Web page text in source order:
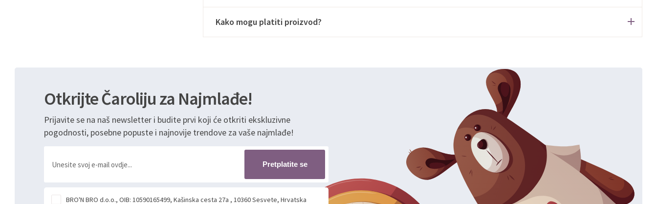
Kako mogu platiti proizvod?
Otkrijte Čaroliju za Najmlađe!
Prijavite se na naš newsletter i budite prvi koji će otkriti ekskluzivne
pogodnosti, posebne popuste i najnovije trendove za vaše najmlađe!
Pretplatite se
BRO'N BRO d.o.o., OIB: 10590165499, Kašinska cesta 27a , 10360 Sesvete, Hrvatska